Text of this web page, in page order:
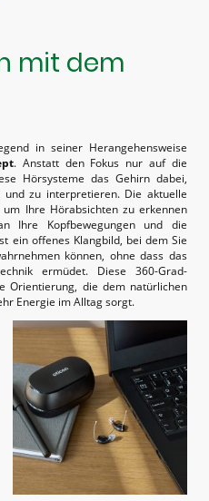
mit dem
in seiner Herangehensweise
. Anstatt den Fokus nur auf die
Hörsysteme das Gehirn dabei,
zu interpretieren. Die aktuelle
um Ihre Hörabsichten zu erkennen
Ihre Kopfbewegungen und die
ein offenes Klangbild, bei dem Sie
können, ohne dass das
ermüdet. Diese 360-Grad-
Orientierung, die dem natürlichen
Energie im Alltag sorgt.